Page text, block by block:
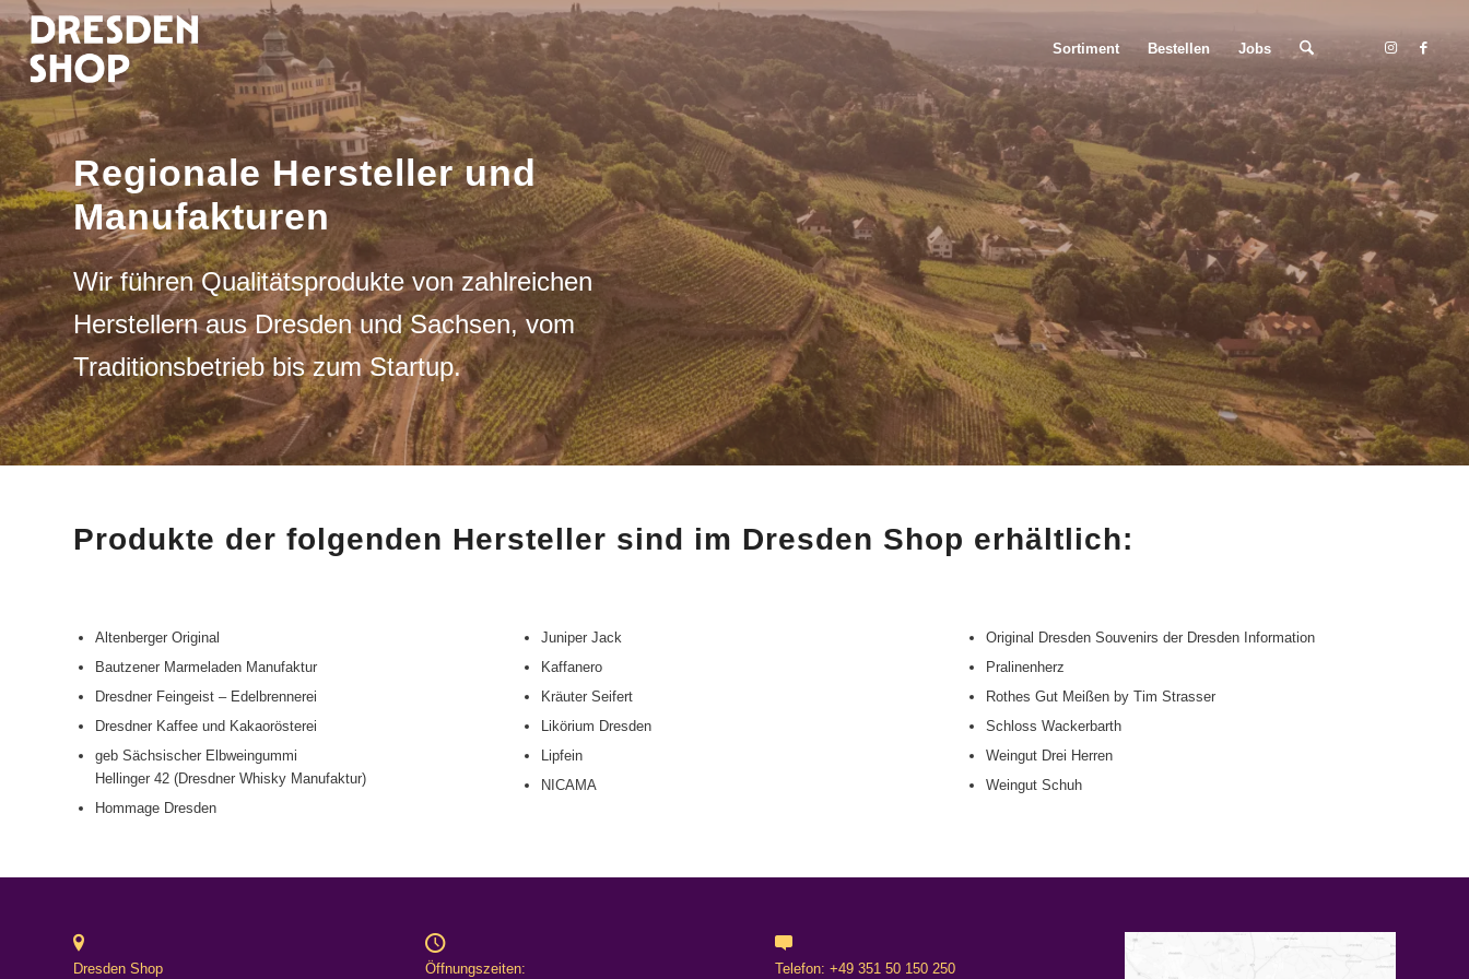
Sortiment Bestellen Jobs
Regionale Hersteller und
Manufakturen
Wir führen Qualitätsprodukte von zahlreichen
Herstellern aus Dresden und Sachsen, vom
Traditionsbetrieb bis zum Startup.
Produkte der folgenden Hersteller sind im Dresden Shop erhältlich:
Altenberger Original
Bautzener Marmeladen Manufaktur
Dresdner Feingeist – Edelbrennerei
Dresdner Kaffee und Kakaorösterei
geb Sächsischer Elbweingummi
Hellinger 42 (Dresdner Whisky Manufaktur)
Hommage Dresden
Juniper Jack
Kaffanero
Kräuter Seifert
Likörium Dresden
Lipfein
NICAMA
Original Dresden Souvenirs der Dresden Information
Pralinenherz
Rothes Gut Meißen by Tim Strasser
Schloss Wackerbarth
Weingut Drei Herren
Weingut Schuh
Dresden Shop Öffnungszeiten: Telefon: +49 351 50 150 250